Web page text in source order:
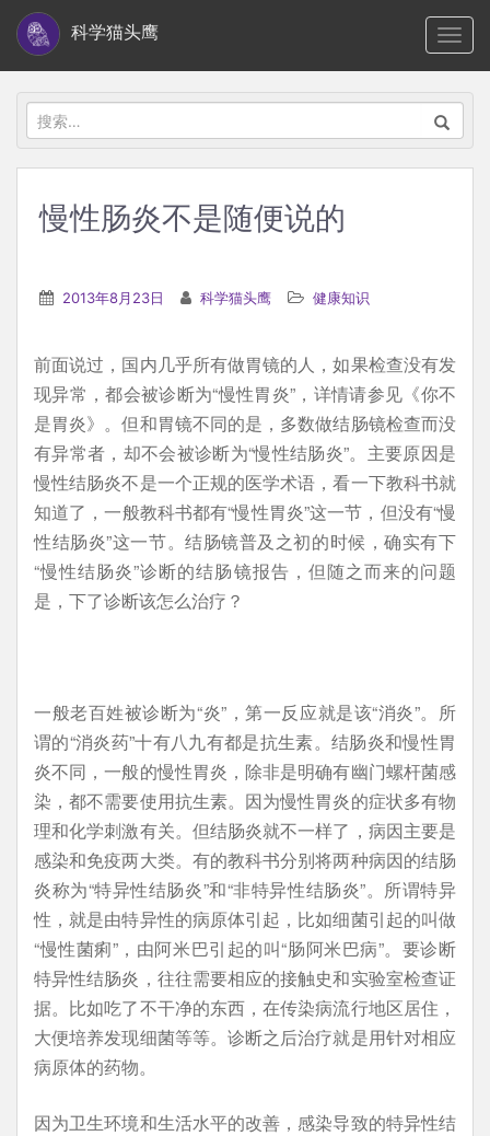
i
科学猫头鹰
搜
索：
慢性肠炎不是随便说的
2013年8月23日 科学猫头鹰 健康知识
前面说过，国内几乎所有做胃镜的人，如果检查没有发
现异常，都会被诊断为“慢性胃炎”，详情请参见《你不
是胃炎》。但和胃镜不同的是，多数做结肠镜检查而没
有异常者，却不会被诊断为“慢性结肠炎”。主要原因是
慢性结肠炎不是一个正规的医学术语，看一下教科书就
知道了，一般教科书都有“慢性胃炎”这一节，但没有“慢
性结肠炎”这一节。结肠镜普及之初的时候，确实有下
“慢性结肠炎”诊断的结肠镜报告，但随之而来的问题
是，下了诊断该怎么治疗？
一般老百姓被诊断为“炎”，第一反应就是该“消炎”。所
谓的“消炎药”十有八九有都是抗生素。结肠炎和慢性胃
炎不同，一般的慢性胃炎，除非是明确有幽门螺杆菌感
染，都不需要使用抗生素。因为慢性胃炎的症状多有物
理和化学刺激有关。但结肠炎就不一样了，病因主要是
感染和免疫两大类。有的教科书分别将两种病因的结肠
炎称为“特异性结肠炎”和“非特异性结肠炎”。所谓特异
性，就是由特异性的病原体引起，比如细菌引起的叫做
“慢性菌痢”，由阿米巴引起的叫“肠阿米巴病”。要诊断
特异性结肠炎，往往需要相应的接触史和实验室检查证
据。比如吃了不干净的东西，在传染病流行地区居住，
大便培养发现细菌等等。诊断之后治疗就是用针对相应
病原体的药物。
因为卫生环境和生活水平的改善，感染导致的特异性结